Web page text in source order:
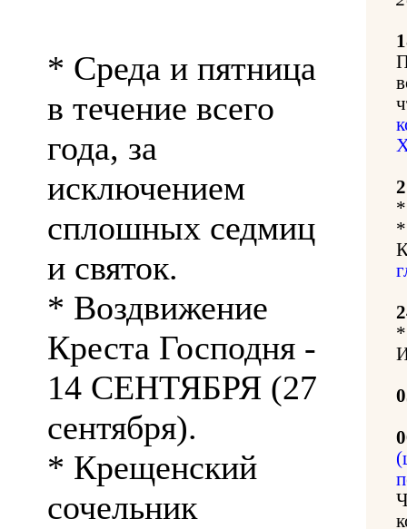
* Среда и пятница
в течение всего
года, за
исключением
сплошных седмиц
и святок.
* Воздвижение
Креста Господня -
14 СЕНТЯБРЯ (27
сентября).
* Крещенский
сочельник
*
*